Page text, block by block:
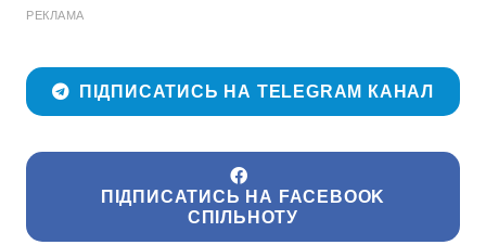
РЕКЛАМА
ПІДПИСАТИСЬ НА TELEGRAM КАНАЛ
ПІДПИСАТИСЬ НА FACEBOOK
СПІЛЬНОТУ